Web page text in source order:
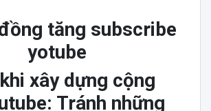
xây dựng cộng
Tránh những